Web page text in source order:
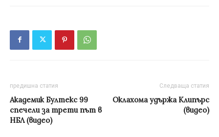
предишна статия
Академик Бултекс 99
спечели за трети път в
НБЛ (видео)
Следваща статия
Оклахома удържа Клипърс
(видео)